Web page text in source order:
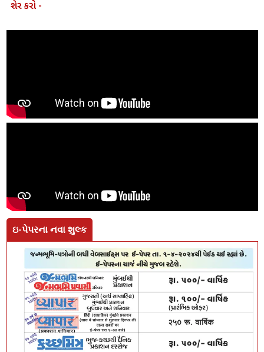
શેર કરો -
ઇ-પેપરના નવા શુલ્ક